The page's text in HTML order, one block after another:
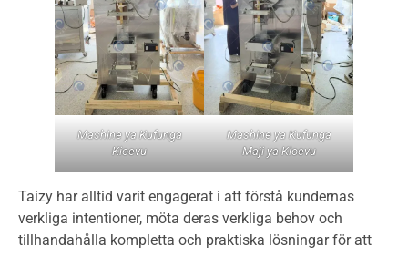
Mashine ya Kufunga
Kioevu
Mashine ya Kufunga
Maji ya Kioevu
Taizy har alltid varit engagerat i att förstå kundernas
verkliga intentioner, möta deras verkliga behov och
tillhandahålla kompletta och praktiska lösningar för att